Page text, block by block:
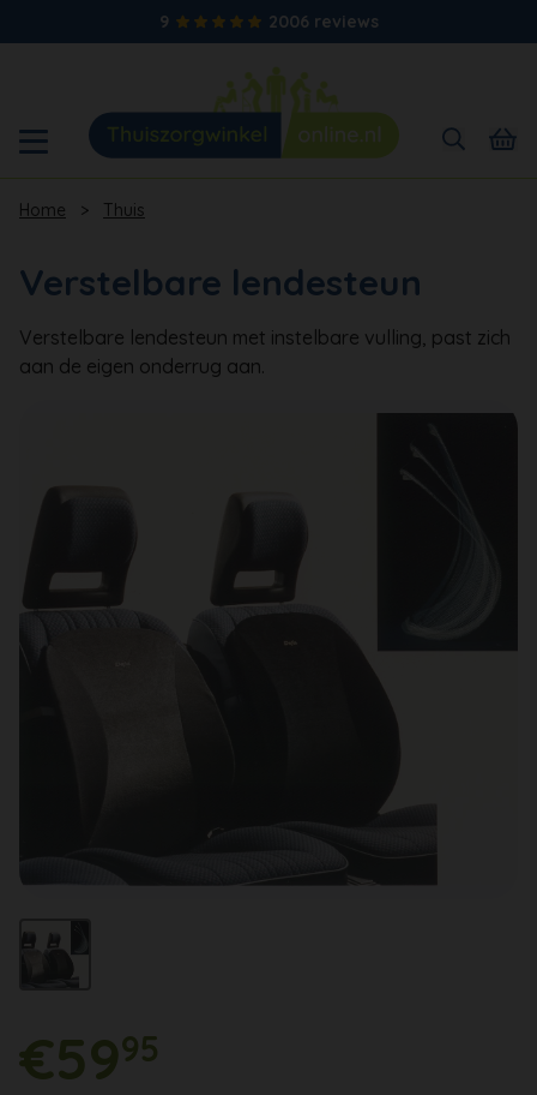
9 2006 reviews
Home > Thuis
Verstelbare lendesteun
Verstelbare lendesteun met instelbare vulling, past zich
aan de eigen onderrug aan.
€5995